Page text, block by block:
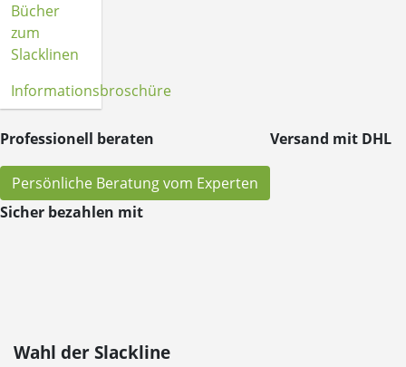
Bücher
zum
Slacklinen
Informationsbroschüre
Professionell beraten
Persönliche Beratung vom Experten
Versand mit DHL
Sicher bezahlen mit
Wahl der Slackline